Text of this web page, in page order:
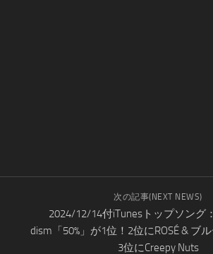
次の記事(NEXT NEWS)
2024/12/14付iTunesトップソング
dism「50%」が1位！2位にROSÉ & ブ
3位にCreepy Nuts